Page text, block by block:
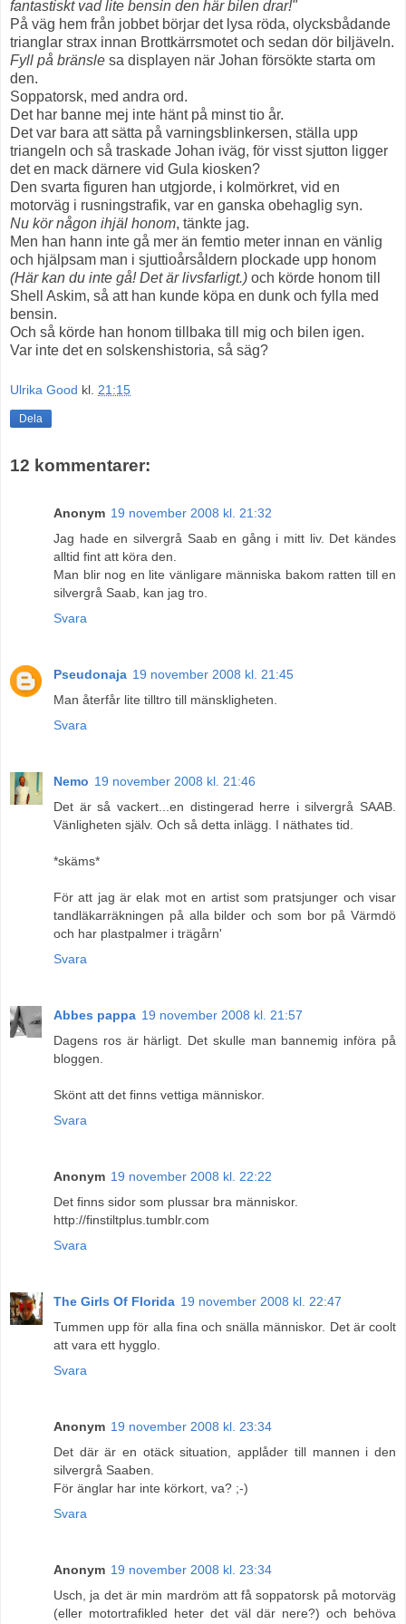
fantastiskt vad lite bensin den här bilen drar!"
På väg hem från jobbet börjar det lysa röda, olycksbådande
trianglar strax innan Brottkärrsmotet och sedan dör biljäveln.
Fyll på bränsle sa displayen när Johan försökte starta om
den.
Soppatorsk, med andra ord.
Det har banne mej inte hänt på minst tio år.
Det var bara att sätta på varningsblinkersen, ställa upp
triangeln och så traskade Johan iväg, för visst sjutton ligger
det en mack därnere vid Gula kiosken?
Den svarta figuren han utgjorde, i kolmörkret, vid en
motorväg i rusningstrafik, var en ganska obehaglig syn.
Nu kör någon ihjäl honom, tänkte jag.
Men han hann inte gå mer än femtio meter innan en vänlig
och hjälpsam man i sjuttioårsåldern plockade upp honom
(Här kan du inte gå! Det är livsfarligt.) och körde honom till
Shell Askim, så att han kunde köpa en dunk och fylla med
bensin.
Och så körde han honom tillbaka till mig och bilen igen.
Var inte det en solskenshistoria, så säg?
Ulrika Good kl. 21:15
Dela
12 kommentarer:
Anonym 19 november 2008 kl. 21:32
Jag hade en silvergrå Saab en gång i mitt liv. Det kändes
alltid fint att köra den.
Man blir nog en lite vänligare människa bakom ratten till en
silvergrå Saab, kan jag tro.
Svara
Pseudonaja 19 november 2008 kl. 21:45
Man återfår lite tilltro till mänskligheten.
Svara
Nemo 19 november 2008 kl. 21:46
Det är så vackert...en distingerad herre i silvergrå SAAB.
Vänligheten själv. Och så detta inlägg. I näthates tid.
*skäms*
För att jag är elak mot en artist som pratsjunger och visar
tandläkarräkningen på alla bilder och som bor på Värmdö
och har plastpalmer i trägårn'
Svara
Abbes pappa 19 november 2008 kl. 21:57
Dagens ros är härligt. Det skulle man bannemig införa på
bloggen.
Skönt att det finns vettiga människor.
Svara
Anonym 19 november 2008 kl. 22:22
Det finns sidor som plussar bra människor.
http://finstiltplus.tumblr.com
Svara
The Girls Of Florida 19 november 2008 kl. 22:47
Tummen upp för alla fina och snälla människor. Det är coolt
att vara ett hygglo.
Svara
Anonym 19 november 2008 kl. 23:34
Det där är en otäck situation, applåder till mannen i den
silvergrå Saaben.
För änglar har inte körkort, va? ;-)
Svara
Anonym 19 november 2008 kl. 23:34
Usch, ja det är min mardröm att få soppatorsk på motorväg
(eller motortrafikled heter det väl där nere?) och behöva